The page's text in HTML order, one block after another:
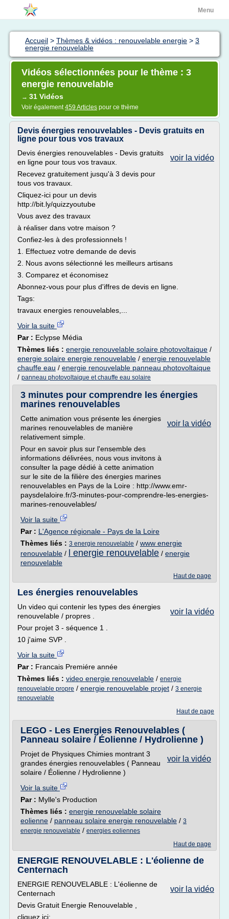
Menu
Accueil > Thèmes & vidéos : renouvelable energie > 3
energie renouvelable
Vidéos sélectionnées pour le thème : 3
energie renouvelable
→ 31 Vidéos
Voir également459 Articles pour ce thème
Devis énergies renouvelables - Devis gratuits en
ligne pour tous vos travaux
voir la vidéo
Devis énergies renouvelables - Devis gratuits
en ligne pour tous vos travaux.
Recevez gratuitement jusqu'à 3 devis pour
tous vos travaux.
Cliquez-ici pour un devis
http://bit.ly/quizzyoutube
Vous avez des travaux
à réaliser dans votre maison ?
Confiez-les à des professionnels !
1. Effectuez votre demande de devis
2. Nous avons sélectionné les meilleurs artisans
3. Comparez et économisez
Abonnez-vous pour plus d'iffres de devis en ligne.
Tags:
travaux energies renouvelables,...
Voir la suite
Par : Eclypse Média
Thèmes liés : energie renouvelable solaire photovoltaique /
energie solaire energie renouvelable / energie renouvelable
chauffe eau / energie renouvelable panneau photovoltaique
/ panneau photovoltaique et chauffe eau solaire
3 minutes pour comprendre les énergies
marines renouvelables
voir la vidéo
Cette animation vous présente les énergies
marines renouvelables de manière
relativement simple.
Pour en savoir plus sur l'ensemble des
informations délivrées, nous vous invitons à
consulter la page dédié à cette animation
sur le site de la filière des énergies marines
renouvelables en Pays de la Loire : http://www.emr-
paysdelaloire.fr/3-minutes-pour-comprendre-les-energies-
marines-renouvelables/
Voir la suite
Par : L'Agence régionale - Pays de la Loire
Thèmes liés : 3 energie renouvelable / www energie
renouvelable / l energie renouvelable / energie
renouvelable
Haut de page
Les énergies renouvelables
voir la vidéo
Un video qui contenir les types des énergies
renouvelable / propres .
Pour projet 3 - séquence 1 .
10 j'aime SVP .
Voir la suite
Par : Francais Premiére année
Thèmes liés : video energie renouvelable / energie
renouvelable propre / energie renouvelable projet / 3 energie
renouvelable
Haut de page
LEGO - Les Energies Renouvelables (
Panneau solaire / Éolienne / Hydrolienne )
voir la vidéo
Projet de Physiques Chimies montrant 3
grandes énergies renouvelables ( Panneau
solaire / Éolienne / Hydrolienne )
Voir la suite
Par : Mylle's Production
Thèmes liés : energie renouvelable solaire
eolienne / panneau solaire energie renouvelable / 3
energie renouvelable / energies eoliennes
Haut de page
ENERGIE RENOUVELABLE : L'éolienne de
Centernach
voir la vidéo
ENERGIE RENOUVELABLE : L'éolienne de
Centernach
Devis Gratuit Energie Renouvelable ,
cliquez ici: